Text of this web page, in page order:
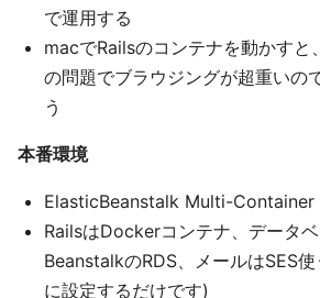
で運用する
macでRailsのコンテナを動かすと
の問題でブラウジングが超重いの
う
本番環境
ElasticBeanstalk Multi-Container
RailsはDockerコンテナ、データ
BeanstalkのRDS、メールはSES
に設定するだけです)